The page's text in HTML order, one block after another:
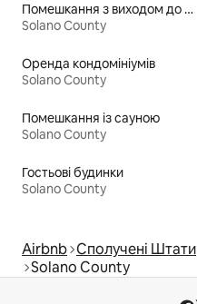
Помешкання з виходом до озера
Solano County
Оренда кондомініумів
Solano County
Помешкання із сауною
Solano County
Гостьові будинки
Solano County
Airbnb Сполучені Штати
Solano County